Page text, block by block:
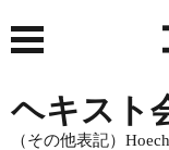
ヘキスト
（その他表記）